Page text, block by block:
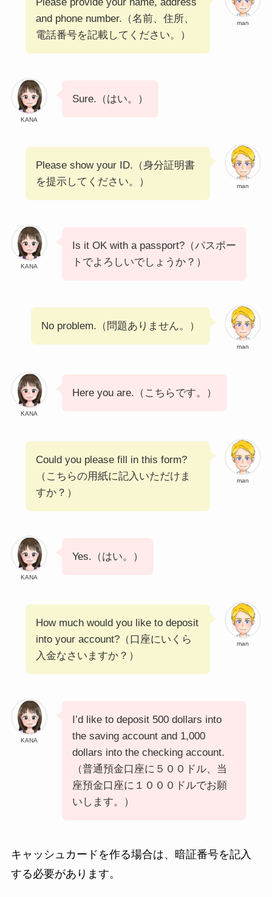
man
and phone number.（名前、住所、
電話番号を記載してください。）
KANA
Sure.（はい。）
man
Please show your ID.（身分証明書
を提示してください。）
KANA
Is it OK with a passport?（パスポー
トでよろしいでしょうか？）
man
No problem.（問題ありません。）
KANA
Here you are.（こちらです。）
man
Could you please fill in this form?
（こちらの用紙に記入いただけま
すか？）
KANA
Yes.（はい。）
man
How much would you like to deposit
into your account?（口座にいくら
入金なさいますか？）
KANA
I’d like to deposit 500 dollars into
the saving account and 1,000
dollars into the checking account.
（普通預金口座に５００ドル、当
座預金口座に１０００ドルでお願
いします。）
キャッシュカードを作る場合は、暗証番号を記入
する必要があります。